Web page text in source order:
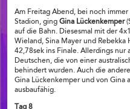
Am Freitag Abend, bei noch
Stadion, ging Gina Lückenkemper
auf die Bahn. Diesesmal mit der
Wieland, Sina Mayer und
42,78sek ins Finale. Allerdings nur
Deutschen, die von einer
behindert wurden. Auch die
Gina Lückenkemper und von Gina
ausbaufähig.
Tag 8